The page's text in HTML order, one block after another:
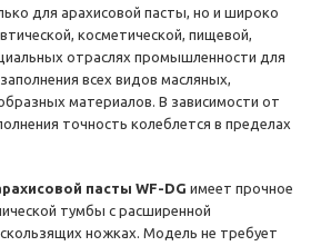
для арахисовой пасты, но и широко
косметической, пищевой,
отраслях промышленности для
всех видов масляных,
материалов. В зависимости от
точность колеблется в пределах
пасты WF-DG имеет прочное
тумбы с расширенной
ножках. Модель не требует